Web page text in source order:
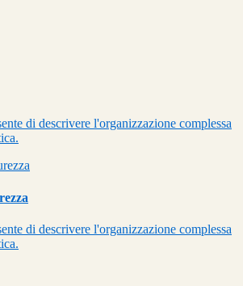
di descrivere l'organizzazione complessa
di descrivere l'organizzazione complessa